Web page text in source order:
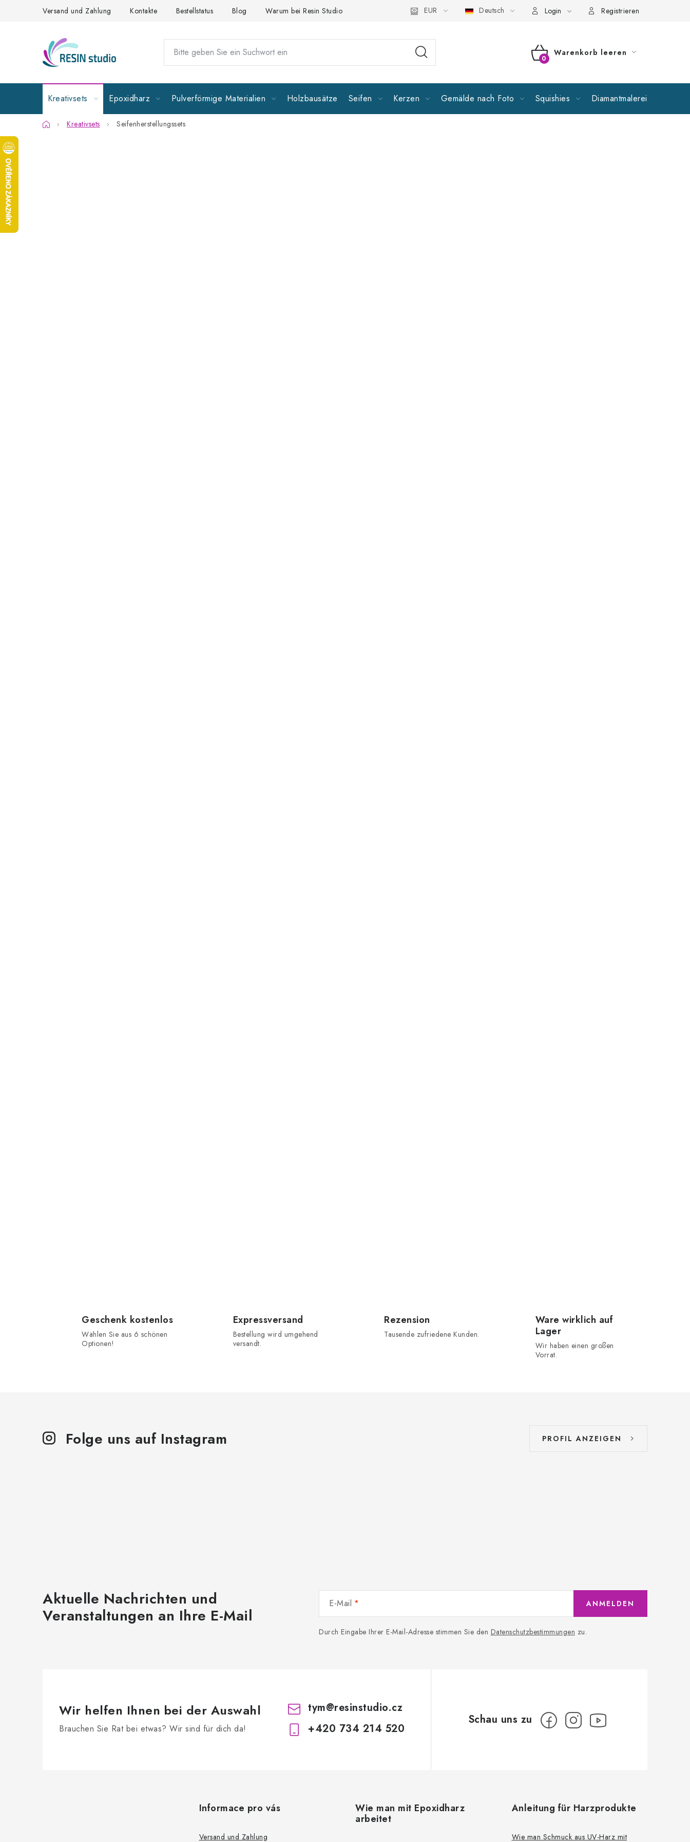
Versand und Zahlung Kontakte Bestellstatus Blog Warum bei Resin Studio kaufen? Folgen Sie uns Allgemeine Geschäftsbedingungen Richtlinien zur Verarbeitung
EUR Deutsch Login Registrieren
WARENKORB
Warenkorb leeren
Kreativsets Epoxidharz Pulverförmige Materialien Holzbausätze Seifen Kerzen Gemälde nach Foto Squishies Diamantmalerei
StartseiteKreativsets Seifenherstellungssets
Geschenk kostenlos
Wählen Sie aus 6 schönen
Optionen!
Expressversand
Bestellung wird umgehend
versandt.
Rezension
Tausende zufriedene Kunden.
Ware wirklich auf
Lager
Wir haben einen großen
Vorrat.
Folge uns auf Instagram PROFIL ANZEIGEN
Aktuelle Nachrichten und
Veranstaltungen an Ihre E-Mail
E-Mail
Durch Eingabe Ihrer E-Mail-Adresse stimmen Sie den Datenschutzbestimmungen zu.
ANMELDEN
Wir helfen Ihnen bei der Auswahl
Brauchen Sie Rat bei etwas? Wir sind für dich da!
tym@resinstudio.cz
+420 734 214 520
Informace pro vás
Versand und Zahlung
Wie man mit Epoxidharz
arbeitet
Anleitung für Harzprodukte
Wie man Schmuck aus UV-Harz mit